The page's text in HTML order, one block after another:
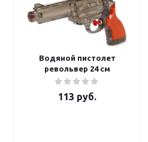
Водяной пистолет
револьвер 24 см
113 руб.